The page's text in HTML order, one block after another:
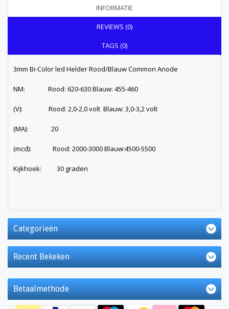
INFORMATIE
REVIEWS (0)
TAGS (0)
3mm Bi-Color led Helder Rood/Blauw Common Anode
NM: Rood: 620-630 Blauw: 455-460
(V): Rood: 2,0-2,0 volt Blauw: 3,0-3,2 volt
(MA): 20
(mcd): Rood: 2000-3000 Blauw:4500-5500
Kijkhoek: 30 graden
Categorieën
Recent Bekeken
Betaalmethode